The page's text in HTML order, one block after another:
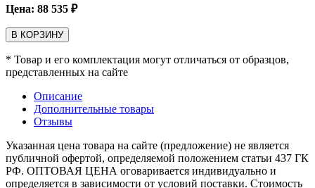
Цена: 88 535 ₽
В КОРЗИНУ
* Товар и его комплектация могут отличаться от образцов,
представленных на сайте
Описание
Дополнительные товары
Отзывы
Указанная цена товара на сайте (предложение) не является
публичной офертой, определяемой положением статьи 437 ГК
РФ. ОПТОВАЯ ЦЕНА оговаривается индивидуально и
определяется в зависимости от условий поставки. Стоимость